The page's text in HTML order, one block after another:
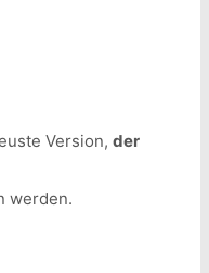
Version, der
werden.